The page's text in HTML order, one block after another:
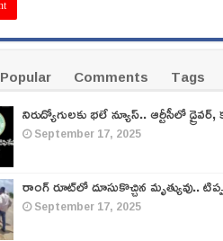
Popular Comments
Tags
నిరుద్యోగులకు భలే న్యూస్.. ఆర్టీసీలో
September 17, 2025
రాంగ్ రూట్‌లో దూసుకొచ్చిన మృత్యువు..
September 17, 2025